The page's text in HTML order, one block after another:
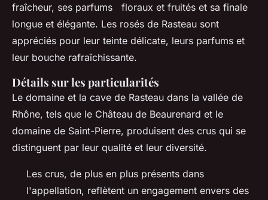
fraîcheur, ses parfums floraux et fruités et sa finale
longue et élégante. Les rosés de Rasteau sont
appréciés pour leur teinte délicate, leurs parfums et
leur bouche rafraîchissante.
Détails sur les particularités
Le domaine et la cave de Rasteau dans la vallée de
Rhône, tels que le Château de Beaurenard et le
domaine de Saint-Pierre, produisent des crus qui se
distinguent par leur qualité et leur diversité.
Les crus, de plus en plus présents dans
l'appellation, reflètent un engagement envers des